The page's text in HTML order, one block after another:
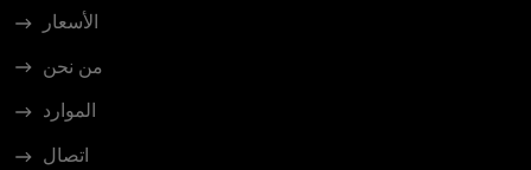
الأسعار
من نحن
الموارد
اتصال